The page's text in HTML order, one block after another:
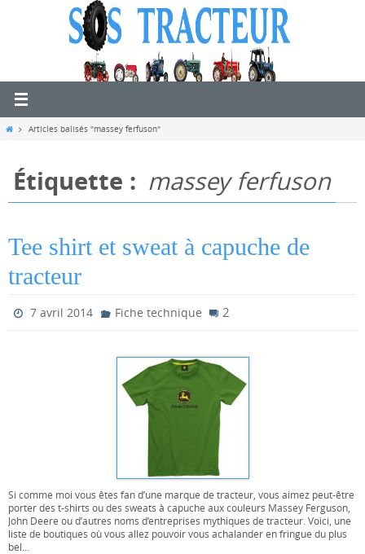
HomeArticles balisés "massey ferfuson"
Étiquette : massey ferfuson
Tee shirt et sweat à capuche de
tracteur
7 avril 2014 Fiche technique 2
Si comme moi vous êtes fan d’une marque de tracteur, vous aimez peut-être
porter des t-shirts ou des sweats à capuche aux couleurs Massey Ferguson,
John Deere ou d’autres noms d’entreprises mythiques de tracteur. Voici, une
liste de boutiques où vous allez pouvoir vous achalander en fringue du plus
bel…